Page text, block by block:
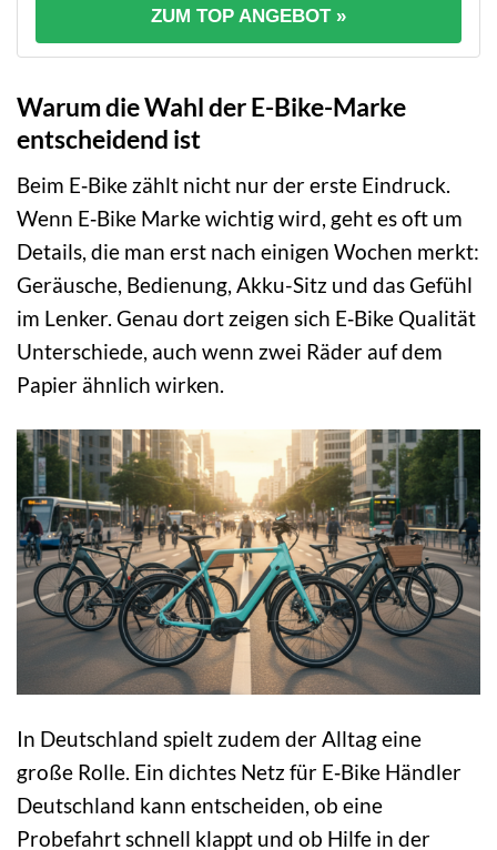
ZUM TOP ANGEBOT »
Warum die Wahl der E-Bike-Marke
entscheidend ist
Beim E‑Bike zählt nicht nur der erste Eindruck.
Wenn E‑Bike Marke wichtig wird, geht es oft um
Details, die man erst nach einigen Wochen merkt:
Geräusche, Bedienung, Akku-Sitz und das Gefühl
im Lenker. Genau dort zeigen sich E‑Bike Qualität
Unterschiede, auch wenn zwei Räder auf dem
Papier ähnlich wirken.
In Deutschland spielt zudem der Alltag eine
große Rolle. Ein dichtes Netz für E‑Bike Händler
Deutschland kann entscheiden, ob eine
Probefahrt schnell klappt und ob Hilfe in der